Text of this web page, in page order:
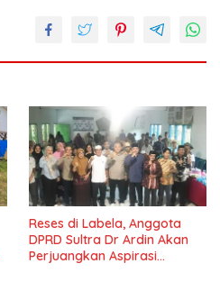
Reses di Labela, Anggota
DPRD Sultra Dr Ardin Akan
Perjuangkan Aspirasi